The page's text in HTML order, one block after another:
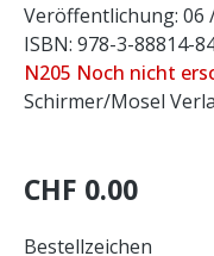
Veröffentlichung: 06
ISBN: 978-3-88814-
N205 Noch nicht
Schirmer/Mosel
CHF 0.00
Bestellzeichen